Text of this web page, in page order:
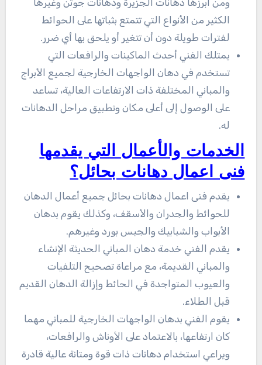
الكثير من الأنواع التي تتمتع بثباتها على الحوائط
لفترات طويلة دون أن تتغير أو يلحق بها أي ضرر.
يمتلك الفني أحدث الماكينات والرافعات التي
تستخدم في دهان الواجهات الخارجية لجميع الأبراج
والمباني المختلفة ذات الارتفاعات العالية، تساعد
على الوصول إلى أعلى مكان وتطبيق مراحل الدهانات
له.
الخدمات والأعمال التي يقدمها
فنى اعمال دهانات بحائل؟
يقدم فنى اعمال دهانات بحائل جميع أعمال الدهان
للحوائط والجدران والأسقف، وكذلك يقوم بدهان
الأبواب والشبابيك والجبس بورد وغيرهم.
يقدم الفني خدمة دهان المباني الحديثة الإنشاء
والمباني القديمة، مع مراعاة تصحيح التلفيات
والعيوب المتواجدة في الحائط وإزالة الدهان القديم
قبل الطلاء.
يقوم الفني بدهان الواجهات الخارجية للمباني مهما
كان ارتفاعها، بالاعتماد على الأوناش والرافعات،
ويراعي استخدام دهانات ذات قوة ومتانة عالية قادرة